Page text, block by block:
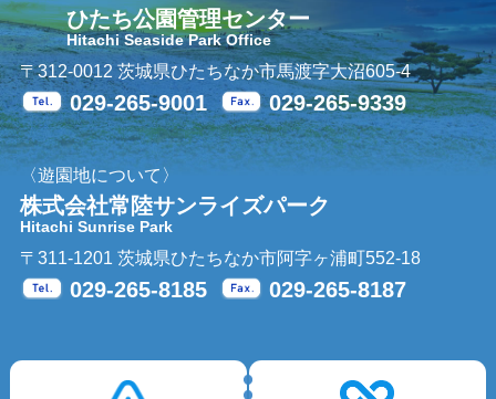
ひたち公園管理センター
Hitachi Seaside Park Office
〒312-0012 茨城県ひたちなか市馬渡字大沼605-4
Tel.
029-265-9001 Fax.
029-265-9339
〈遊園地について〉
株式会社常陸サンライズパーク
Hitachi Sunrise Park
〒311-1201 茨城県ひたちなか市阿字ヶ浦町552-18
Tel.
029-265-8185 Fax.
029-265-8187